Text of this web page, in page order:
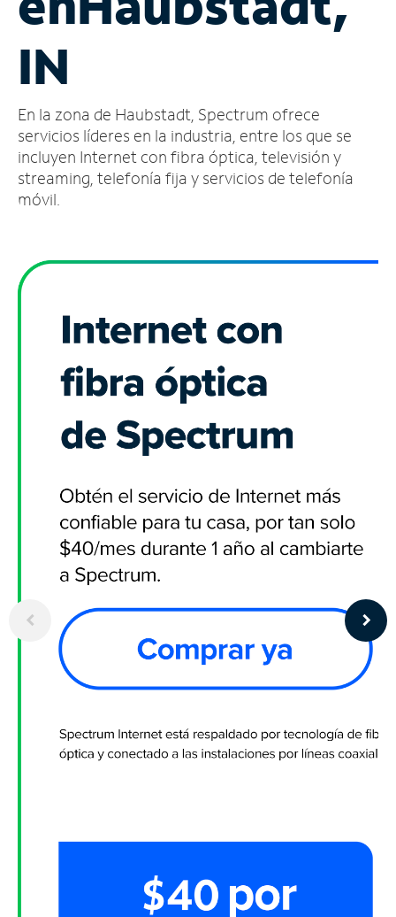
cuenta
Encuentra
tienda
IN
En la zona de Haubstadt, Spectrum ofrece
servicios líderes en la industria, entre los que se
incluyen Internet con fibra óptica, televisión y
streaming, telefonía fija y servicios de telefonía
móvil.